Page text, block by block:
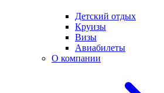
Детский отдых
Круизы
Визы
Авиабилеты
О компании